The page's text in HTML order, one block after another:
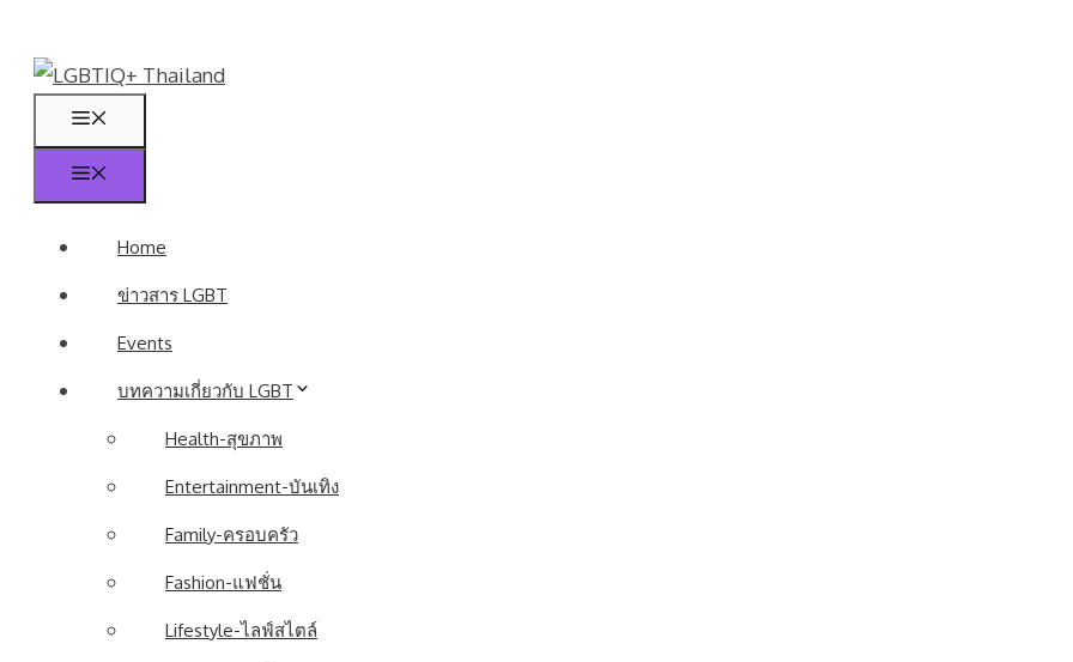
content
Home
ข่าวสาร LGBT
Events
บทความเกี่ยวกับ LGBT
Health-สุขภาพ
Entertainment-บันเทิง
Family-ครอบครัว
Fashion-แฟชั่น
Lifestyle-ไลฟ์สไตล์